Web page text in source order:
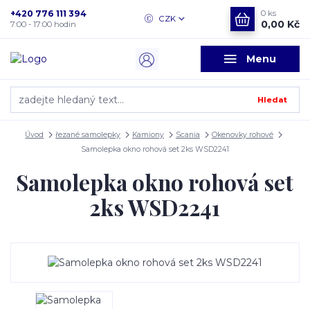
Menu
CZK
Hledat
+420 776 111 394
7:00 - 17:00 hodin
0 ks
0,00 Kč
Úvod řezané samolepky Kamiony Scania
Okenovky rohové
Samolepka okno rohová set 2ks WSD2241
Samolepka okno rohová set
2ks WSD2241